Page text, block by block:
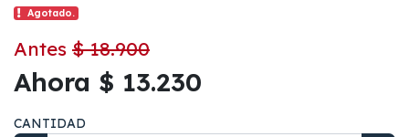
Agotado.
Antes $ 18.900
Ahora $ 13.230
CANTIDAD